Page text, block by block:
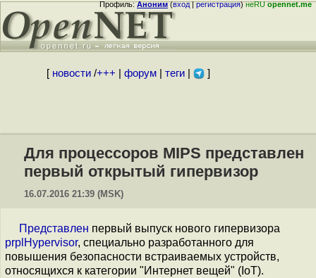
Профиль:Аноним(вход|регистрация)неRUopennet.me
[ новости/+++ форум| теги| ]
Для процессоров MIPS представлен
первый открытый гипервизор
16.07.2016 21:39 (MSK)
Представлен первый выпуск нового гипервизора
prplHypervisor, специально разработанного для
повышения безопасности встраиваемых устройств,
относящихся к категории "Интернет вещей" (IoT).